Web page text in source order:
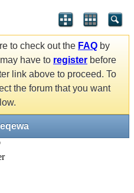
to check out the FAQ by
have to register before
link above to proceed. To
the forum that you want